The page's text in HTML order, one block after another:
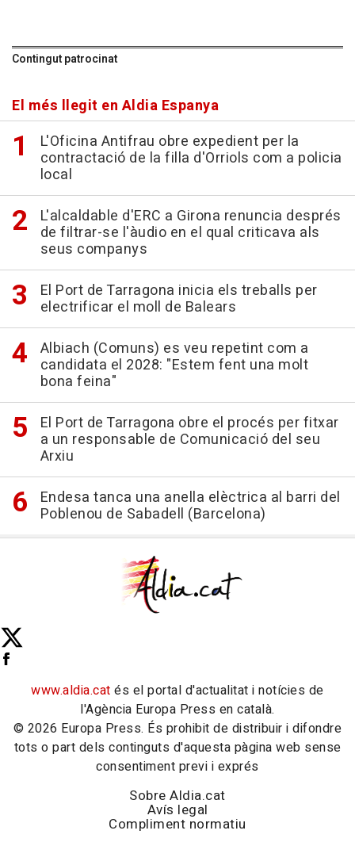
Contingut patrocinat
El més llegit en Aldia Espanya
L'Oficina Antifrau obre expedient per la
contractació de la filla d'Orriols com a policia
local
L'alcaldable d'ERC a Girona renuncia després
de filtrar-se l'àudio en el qual criticava als
seus companys
El Port de Tarragona inicia els treballs per
electrificar el moll de Balears
Albiach (Comuns) es veu repetint com a
candidata el 2028: "Estem fent una molt
bona feina"
El Port de Tarragona obre el procés per fitxar
a un responsable de Comunicació del seu
Arxiu
Endesa tanca una anella elèctrica al barri del
Poblenou de Sabadell (Barcelona)
www.aldia.cat és el portal d'actualitat i notícies de
l'Agència Europa Press en català.
© 2026 Europa Press. És prohibit de distribuir i difondre
tots o part dels continguts d'aquesta pàgina web sense
consentiment previ i exprés
Sobre Aldia.cat
Avís legal
Compliment normatiu